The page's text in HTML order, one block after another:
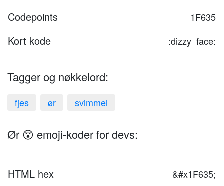
Codepoints 1F635
Kort kode :dizzy_face:
Tagger og nøkkelord:
fjes ør svimmel
Ør 😵 emoji-koder for devs:
HTML hex &#x1F635;